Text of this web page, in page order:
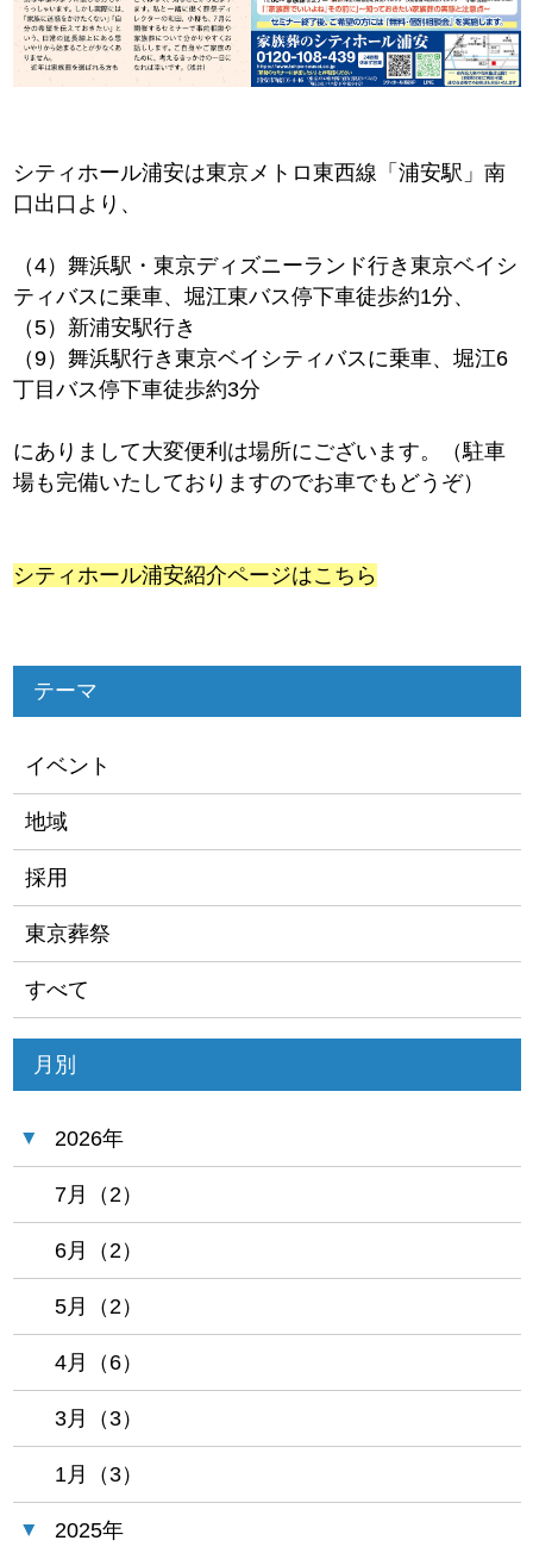
シティホール浦安は東京メトロ東西線「浦安駅」南
口出口より、
（4）舞浜駅・東京ディズニーランド行き東京ベイシ
ティバスに乗車、堀江東バス停下車徒歩約1分、
（5）新浦安駅行き
（9）舞浜駅行き東京ベイシティバスに乗車、堀江6
丁目バス停下車徒歩約3分
にありまして大変便利は場所にございます。（駐車
場も完備いたしておりますのでお車でもどうぞ）
シティホール浦安紹介ページはこちら
テーマ
イベント
地域
採用
東京葬祭
すべて
月別
2026年
7月（2）
6月（2）
5月（2）
4月（6）
3月（3）
1月（3）
2025年